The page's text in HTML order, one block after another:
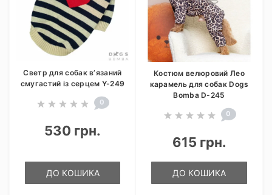
Светр для собак в’язаний
смугастий із серцем Y-249
0
530 грн.
ДО КОШИКА
Костюм велюровий Лео
карамель для собак Dogs
Bomba D-245
0
615 грн.
ДО КОШИКА